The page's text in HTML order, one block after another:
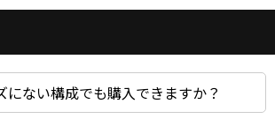
AIおすすめパソコン
Windows 11|Copilot+ PC
にない構成でも購入できますか？